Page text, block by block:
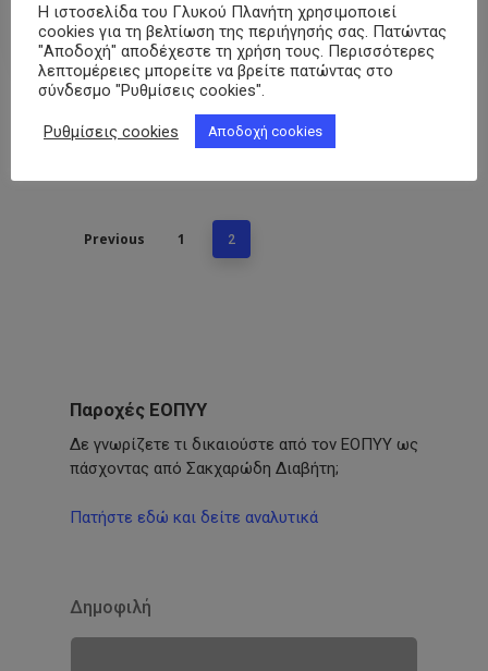
4 Μαΐου, 2026
Previous 1 2
Παροχές ΕΟΠΥΥ
Δε γνωρίζετε τι δικαιούστε από τον ΕΟΠΥΥ ως
πάσχοντας από Σακχαρώδη Διαβήτη;
Πατήστε εδώ και δείτε αναλυτικά
Δημοφιλή
Η ιστοσελίδα του Γλυκού Πλανήτη χρησιμοποιεί
cookies για τη βελτίωση της περιήγησής σας. Πατώντας
"Αποδοχή" αποδέχεστε τη χρήση τους. Περισσότερες
λεπτομέρειες μπορείτε να βρείτε πατώντας στο
σύνδεσμο "Ρυθμίσεις cookies".
Ρυθμίσεις cookies Αποδοχή cookies